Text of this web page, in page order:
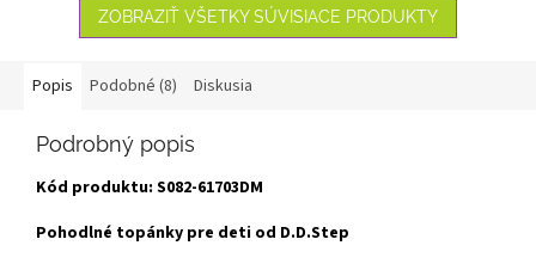
ZOBRAZIŤ VŠETKY SÚVISIACE PRODUKTY
Popis Podobné (8) Diskusia
Podrobný popis
Kód produktu: S082-61703DM
Pohodlné topánky pre deti od D.D.Step